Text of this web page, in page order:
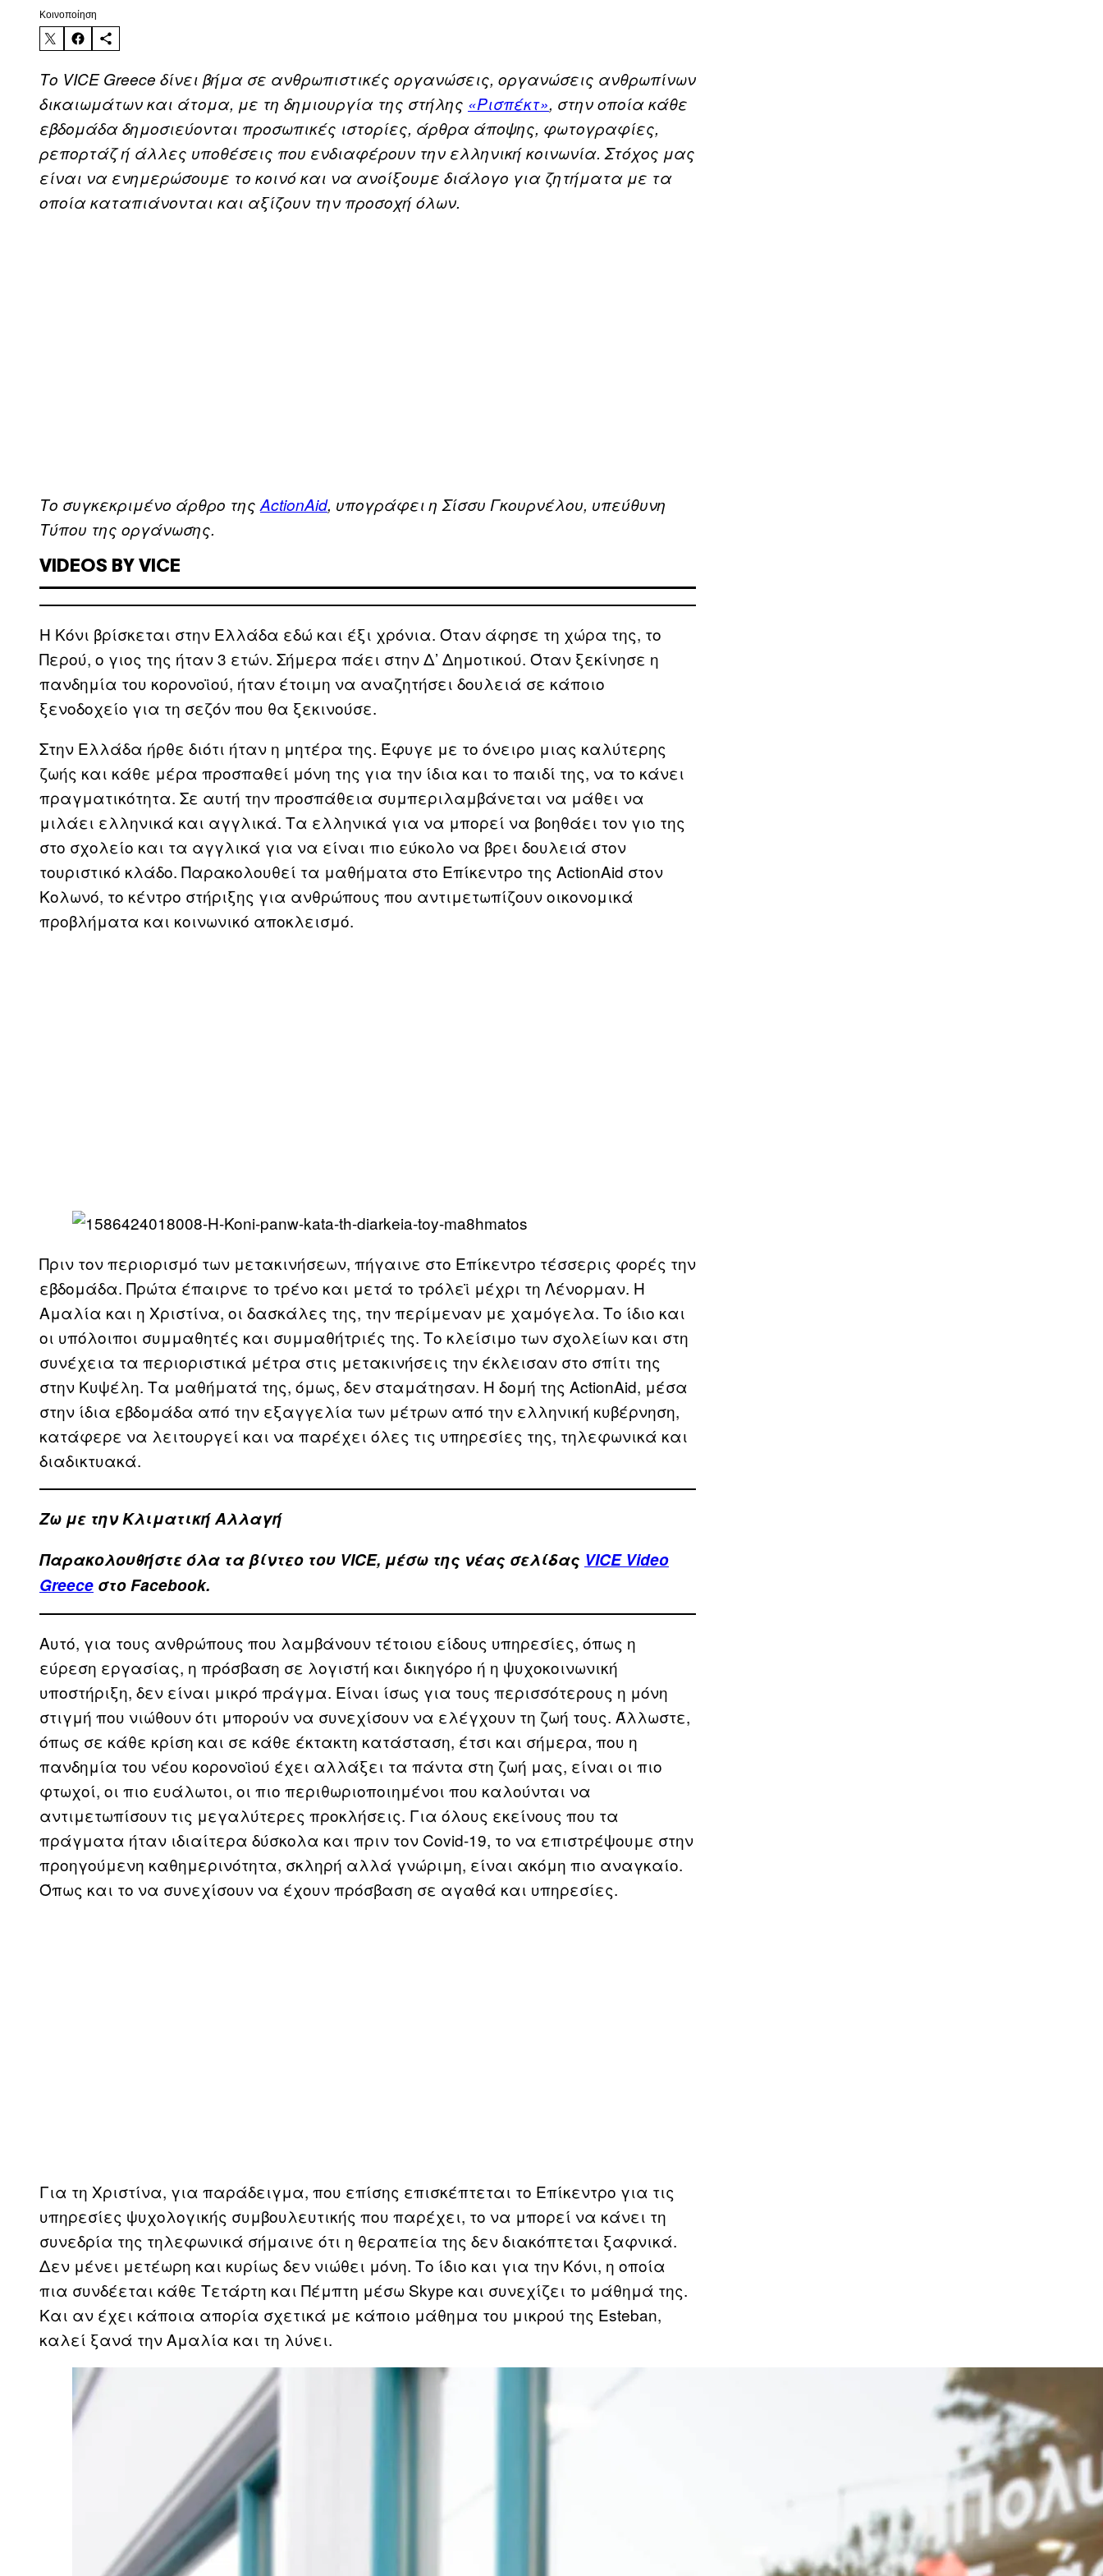
Kοινοποίηση
Το VICE Greece δίνει βήμα σε ανθρωπιστικές οργανώσεις, οργανώσεις ανθρωπίνων
δικαιωμάτων και άτομα, με τη δημιουργία της στήλης «Ρισπέκτ», στην οποία κάθε
εβδομάδα δημοσιεύονται προσωπικές ιστορίες, άρθρα άποψης, φωτογραφίες,
ρεπορτάζ ή άλλες υποθέσεις που ενδιαφέρουν την ελληνική κοινωνία. Στόχος μας
είναι να ενημερώσουμε το κοινό και να ανοίξουμε διάλογο για ζητήματα με τα
οποία καταπιάνονται και αξίζουν την προσοχή όλων.
Tο συγκεκριμένο άρθρο τηςActionAid, υπογράφει η Σίσσυ Γκουρνέλου, υπεύθυνη
Τύπου της οργάνωσης.
VIDEOS BY VICE
Η Κόνι βρίσκεται στην Ελλάδα εδώ και έξι χρόνια. Όταν άφησε τη χώρα της, το
Περού, ο γιος της ήταν 3 ετών. Σήμερα πάει στην Δ’ Δημοτικού. Όταν ξεκίνησε η
πανδημία του κορονοϊού, ήταν έτοιμη να αναζητήσει δουλειά σε κάποιο
ξενοδοχείο για τη σεζόν που θα ξεκινούσε.
Στην Ελλάδα ήρθε διότι ήταν η μητέρα της. Έφυγε με το όνειρο μιας καλύτερης
ζωής και κάθε μέρα προσπαθεί μόνη της για την ίδια και το παιδί της, να το κάνει
πραγματικότητα. Σε αυτή την προσπάθεια συμπεριλαμβάνεται να μάθει να
μιλάει ελληνικά και αγγλικά. Τα ελληνικά για να μπορεί να βοηθάει τον γιο της
στο σχολείο και τα αγγλικά για να είναι πιο εύκολο να βρει δουλειά στον
τουριστικό κλάδο. Παρακολουθεί τα μαθήματα στο Επίκεντρο της ActionAid στον
Κολωνό, τo κέντρο στήριξης για ανθρώπους που αντιμετωπίζουν οικονομικά
προβλήματα και κοινωνικό αποκλεισμό.
Πριν τον περιορισμό των μετακινήσεων, πήγαινε στο Επίκεντρο τέσσερις φορές την
εβδομάδα. Πρώτα έπαιρνε το τρένο και μετά το τρόλεϊ μέχρι τη Λένορμαν. Η
Αμαλία και η Χριστίνα, οι δασκάλες της, την περίμεναν με χαμόγελα. Το ίδιο και
οι υπόλοιποι συμμαθητές και συμμαθήτριές της. Το κλείσιμο των σχολείων και στη
συνέχεια τα περιοριστικά μέτρα στις μετακινήσεις την έκλεισαν στο σπίτι της
στην Κυψέλη. Τα μαθήματά της, όμως, δεν σταμάτησαν. Η δομή της ΑctionAid, μέσα
στην ίδια εβδομάδα από την εξαγγελία των μέτρων από την ελληνική κυβέρνηση,
κατάφερε να λειτουργεί και να παρέχει όλες τις υπηρεσίες της, τηλεφωνικά και
διαδικτυακά.
Ζω με την Κλιματική Αλλαγή
Παρακολουθήστε όλα τα βίντεo του VICE, μέσω της νέας σελίδας VICE Video
Greece στο Facebook.
Αυτό, για τους ανθρώπους που λαμβάνουν τέτοιου είδους υπηρεσίες, όπως η
εύρεση εργασίας, η πρόσβαση σε λογιστή και δικηγόρο ή η ψυχοκοινωνική
υποστήριξη, δεν είναι μικρό πράγμα. Eίναι ίσως για τους περισσότερους η μόνη
στιγμή που νιώθουν ότι μπορούν να συνεχίσουν να ελέγχουν τη ζωή τους. Άλλωστε,
όπως σε κάθε κρίση και σε κάθε έκτακτη κατάσταση, έτσι και σήμερα, που η
πανδημία του νέου κορονοϊού έχει αλλάξει τα πάντα στη ζωή μας, είναι οι πιο
φτωχοί, οι πιο ευάλωτοι, οι πιο περιθωριοποιημένοι που καλούνται να
αντιμετωπίσουν τις μεγαλύτερες προκλήσεις. Για όλους εκείνους που τα
πράγματα ήταν ιδιαίτερα δύσκολα και πριν τον Covid-19, το να επιστρέψουμε στην
προηγούμενη καθημερινότητα, σκληρή αλλά γνώριμη, είναι ακόμη πιο αναγκαίο.
Όπως και το να συνεχίσουν να έχουν πρόσβαση σε αγαθά και υπηρεσίες.
Για τη Χριστίνα, για παράδειγμα, που επίσης επισκέπτεται το Επίκεντρο για τις
υπηρεσίες ψυχολογικής συμβουλευτικής που παρέχει, το να μπορεί να κάνει τη
συνεδρία της τηλεφωνικά σήμαινε ότι η θεραπεία της δεν διακόπτεται ξαφνικά.
Δεν μένει μετέωρη και κυρίως δεν νιώθει μόνη. Το ίδιο και για την Κόνι, η οποία
πια συνδέεται κάθε Τετάρτη και Πέμπτη μέσω Skype και συνεχίζει το μάθημά της.
Και αν έχει κάποια απορία σχετικά με κάποιο μάθημα του μικρού της Εsteban,
καλεί ξανά την Αμαλία και τη λύνει.